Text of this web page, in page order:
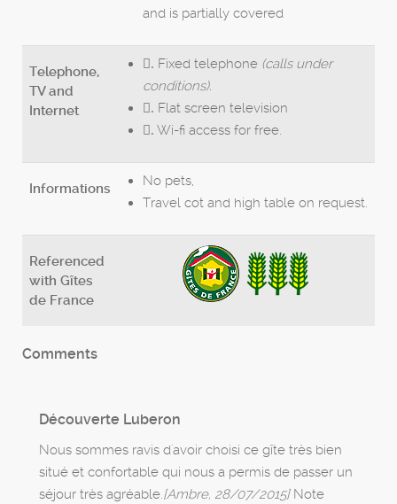
and is partially covered
Telephone,
TV and
Internet
. Fixed telephone (calls under
conditions).
. Flat screen television
. Wi-fi access for free.
Informations
No pets,
Travel cot and high table on request.
Referenced
with Gîtes
de France
Comments
Découverte Luberon
Nous sommes ravis d'avoir choisi ce gîte très bien
situé et confortable qui nous a permis de passer un
séjour très agréable.[Ambre, 28/07/2015]Note